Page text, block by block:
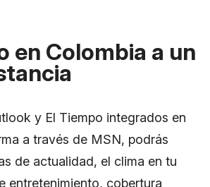
en Colombia a un
y El Tiempo integrados en
a través de MSN, podrás
de actualidad, el clima en tu
entretenimiento, cobertura